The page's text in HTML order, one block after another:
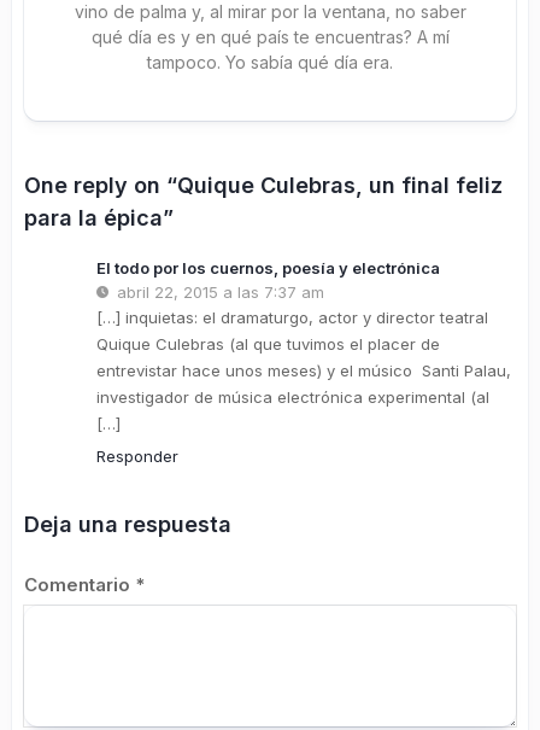
vino de palma y, al mirar por la ventana, no saber
qué día es y en qué país te encuentras? A mí
tampoco. Yo sabía qué día era.
One reply on “Quique Culebras, un final feliz
para la épica”
El todo por los cuernos, poesía y electrónica
abril 22, 2015 a las 7:37 am
[…] inquietas: el dramaturgo, actor y director teatral
Quique Culebras (al que tuvimos el placer de
entrevistar hace unos meses) y el músico Santi Palau,
investigador de música electrónica experimental (al
[…]
Responder
Deja una respuesta
Comentario *